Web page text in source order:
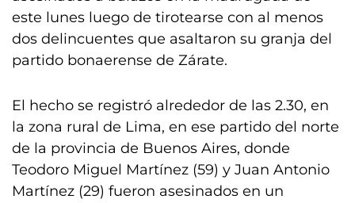
este lunes luego de tirotearse con al menos
dos delincuentes que asaltaron su granja del
partido bonaerense de Zárate.
El hecho se registró alrededor de las 2.30, en
la zona rural de Lima, en ese partido del norte
de la provincia de Buenos Aires, donde
Teodoro Miguel Martínez (59) y Juan Antonio
Martínez (29) fueron asesinados en un